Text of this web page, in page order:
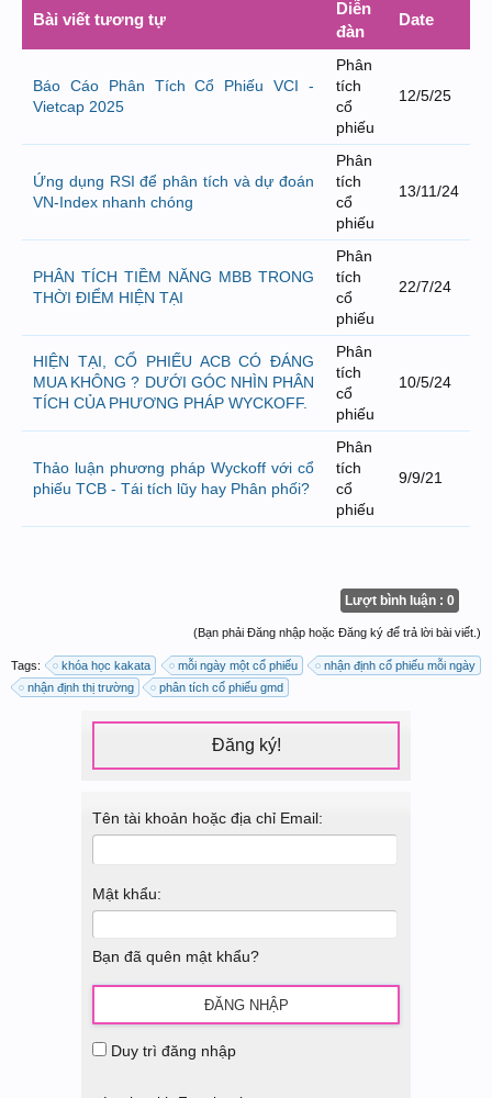
Bài viết tương tự
Diễn
đàn
Date
Báo Cáo Phân Tích Cổ Phiếu VCI -
Vietcap 2025
Phân
tích
cổ
phiếu
12/5/25
Ứng dụng RSI để phân tích và dự đoán
VN-Index nhanh chóng
Phân
tích
cổ
phiếu
13/11/24
PHÂN TÍCH TIỀM NĂNG MBB TRONG
THỜI ĐIỂM HIỆN TẠI
Phân
tích
cổ
phiếu
22/7/24
HIỆN TẠI, CỔ PHIẾU ACB CÓ ĐÁNG
MUA KHÔNG ? DƯỚI GÓC NHÌN PHÂN
TÍCH CỦA PHƯƠNG PHÁP WYCKOFF.
Phân
tích
cổ
phiếu
10/5/24
Thảo luận phương pháp Wyckoff với cổ
phiếu TCB - Tái tích lũy hay Phân phối?
Phân
tích
cổ
phiếu
9/9/21
Lượt bình luận : 0
(Bạn phải Đăng nhập hoặc Đăng ký để trả lời bài viết.)
Tags: khóa học kakata mỗi ngày một cổ phiếu
nhận định cổ phiếu mỗi ngày
nhận định thị trường
phân tích cổ phiếu gmd
Đăng ký!
Tên tài khoản hoặc địa chỉ Email:
Mật khẩu:
Bạn đã quên mật khẩu?
Duy trì đăng nhập